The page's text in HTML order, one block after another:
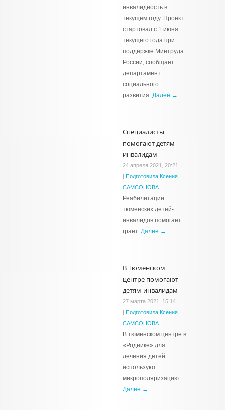
инвалидность в
текущем году. Проект
стартовал с 1 июня
текущего года при
поддержке Минтруда
России, сообщает
департамент
социального
развития. Далее →
Специалисты
помогают детям-
инвалидам
24 апреля 2021, 20:21
| Подготовила Ксения
САМСОНОВА
Реабилитации
тюменских детей-
инвалидов помогает
грант. Далее →
В Тюменском
центре помогают
детям-инвалидам
27 марта 2021, 15:14
| Подготовила Ксения
САМСОНОВА
В тюменском центре в
«Роднике» для
лечения детей
используют
микрополяризацию.
Далее →